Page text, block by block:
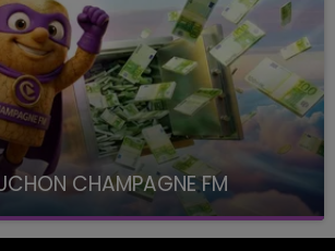
CHAMPAGNE FM
Champagne FM, à 8H10